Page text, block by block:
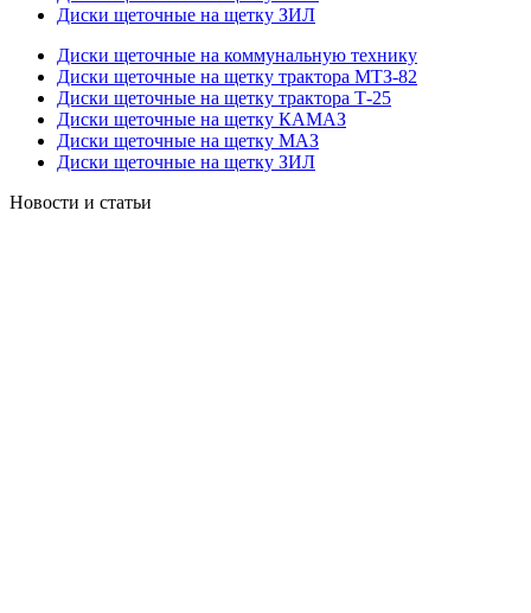
Диски щеточные на щетку ЗИЛ
Диски щеточные на коммунальную технику
Диски щеточные на щетку трактора МТЗ-82
Диски щеточные на щетку трактора Т-25
Диски щеточные на щетку КАМАЗ
Диски щеточные на щетку МАЗ
Диски щеточные на щетку ЗИЛ
Новости и статьи